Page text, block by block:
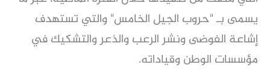
يسمى بـ "حروب الجيل الخامس" والتي تستهدف
إشاعة الفوضى ونشر الرعب والذعر والتشكيك في
مؤسسات الوطن وقياداته.